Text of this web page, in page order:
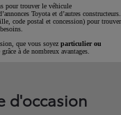
pour trouver le véhicule
Toyota et d’autres constructeurs.
code postal et concession) pour trouver
que vous soyez particulier ou
à de nombreux avantages.
d'occasion